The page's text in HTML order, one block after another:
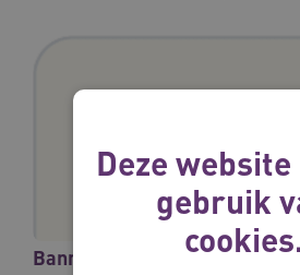
Banner intranet 1
Deze
gebruik